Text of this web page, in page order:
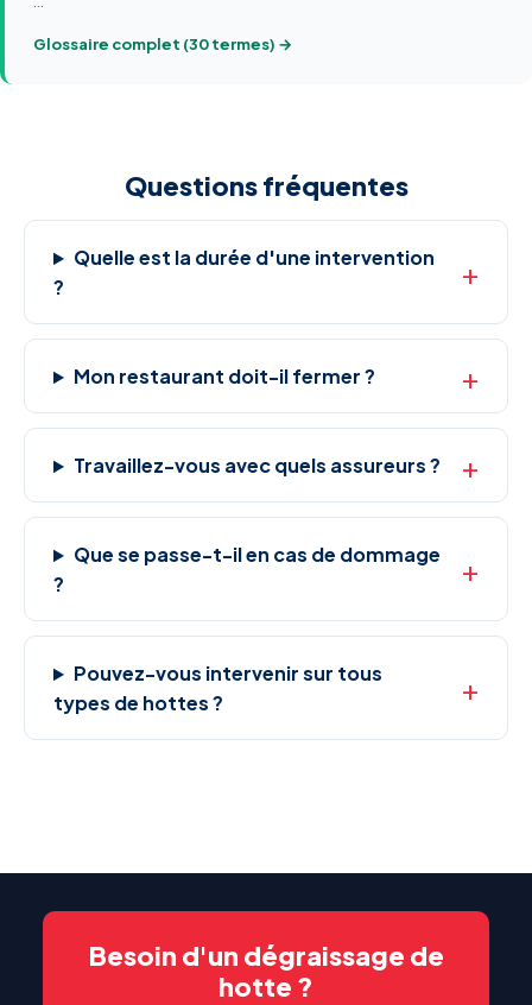
Glossaire complet (30 termes) →
Questions fréquentes
Quelle est la durée d'une intervention
?
Mon restaurant doit-il fermer ?
Travaillez-vous avec quels assureurs ?
Que se passe-t-il en cas de dommage
?
Pouvez-vous intervenir sur tous
types de hottes ?
Besoin d'un dégraissage de
hotte ?